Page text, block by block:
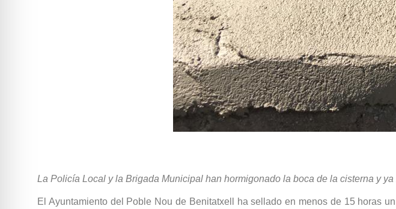
La Policía Local y la Brigada Municipal han hormigonado la boca de la cisterna y
El Ayuntamiento del Poble Nou de Benitatxell ha sellado en menos de 15 horas